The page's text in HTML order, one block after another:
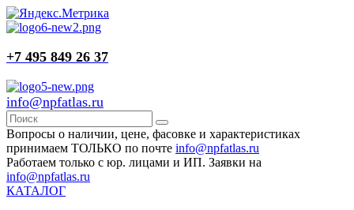
+7 495 849 26 37
info@npfatlas.ru
Вопросы о наличии, цене, фасовке и характеристиках
принимаем ТОЛЬКО по почте info@npfatlas.ru
Работаем только с юр. лицами и ИП. Заявки на
info@npfatlas.ru
КАТАЛОГ